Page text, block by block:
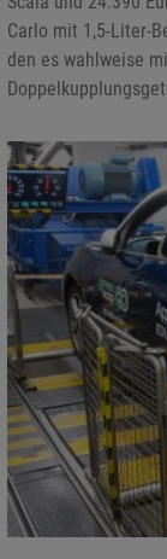
Carlo mit 1,5-Liter-
den es wahlweise